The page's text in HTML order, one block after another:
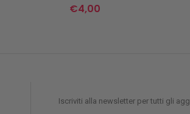
€4,00
Iscriviti alla newsletter per tutti gli